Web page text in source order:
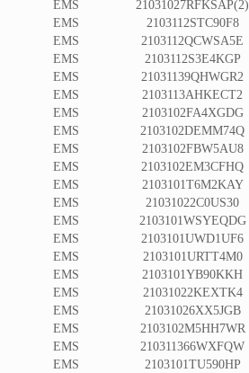
EMS
21031027RFKSAP(2)
EMS
2103112STC90F8
EMS
2103112QCWSA5E
EMS
2103112S3E4KGP
EMS
21031139QHWGR2
EMS
2103113AHKECT2
EMS
2103102FA4XGDG
EMS
2103102DEMM74Q
EMS
2103102FBW5AU8
EMS
2103102EM3CFHQ
EMS
2103101T6M2KAY
EMS
21031022C0US30
EMS
2103101WSYEQDG
EMS
2103101UWD1UF6
EMS
2103101URTT4M0
EMS
2103101YB90KKH
EMS
21031022KEXTK4
EMS
21031026XX5JGB
EMS
2103102M5HH7WR
EMS
210311366WXFQW
EMS
2103101TU590HP